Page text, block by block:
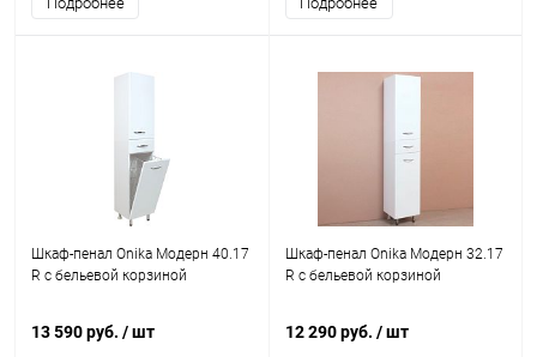
Шкаф-пенал Onika Модерн 40.17
R с бельевой корзиной
13 590 руб. / шт
Шкаф-пенал Onika Модерн 32.17
R с бельевой корзиной
12 290 руб. / шт